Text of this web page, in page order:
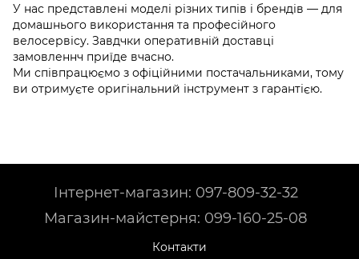
У нас представлені моделі різних типів і брендів — для
домашнього використання та професійного
велосервісу. Завдчки оперативній доставці
замовленнч приїде вчасно.
Ми співпрацюємо з офіційними постачальниками, тому
ви отримуєте оригінальний інструмент з гарантією.
Інтернет-магазин: 097-809-32-32
Магазин-майстерня: 099-160-25-08
Контакти